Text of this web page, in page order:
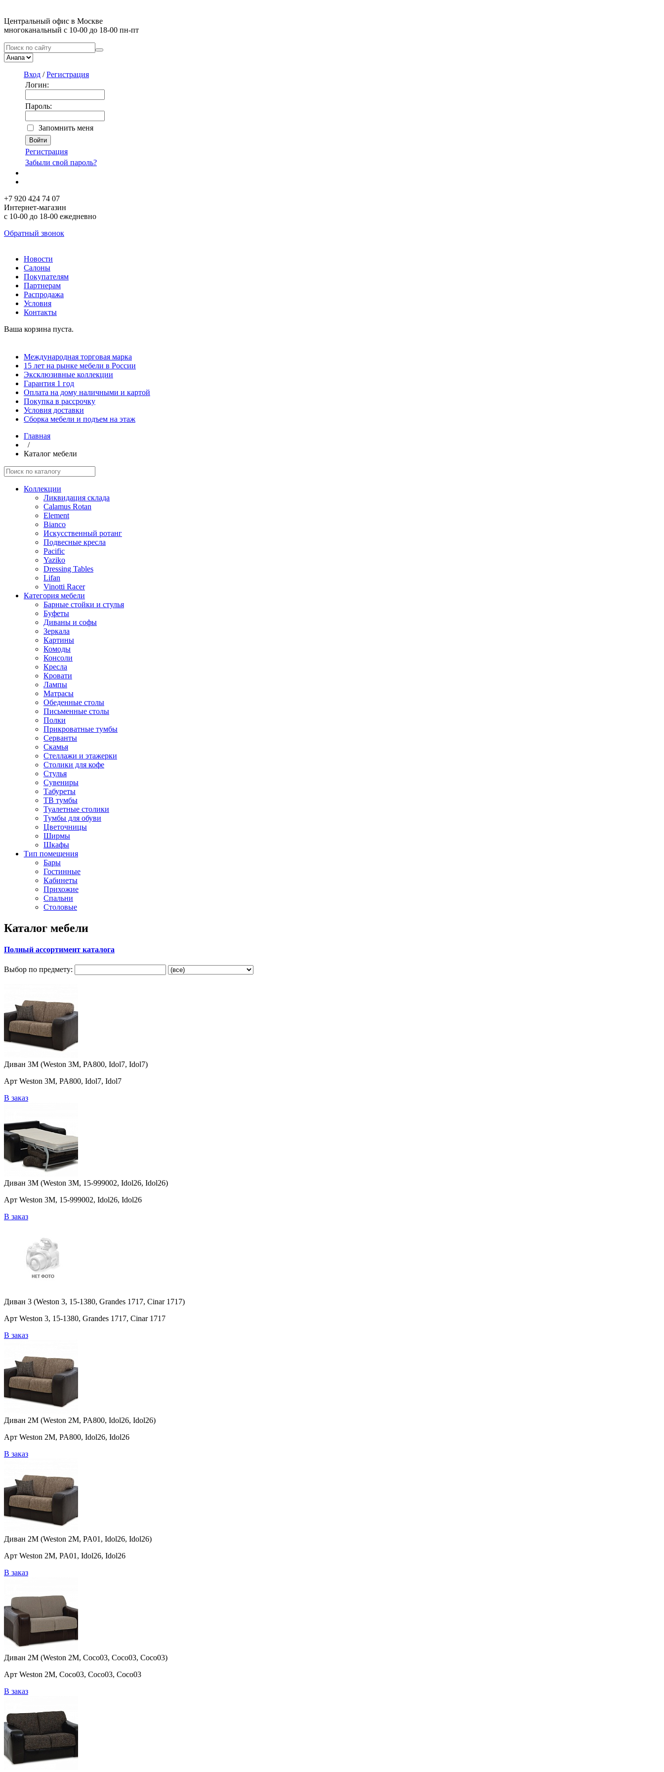
Центральный офис в Москве
многоканальный с 10-00 до 18-00 пн-пт
Вход /Регистрация
Логин:
Пароль:
Запомнить меня
Регистрация
Забыли свой пароль?
+7 920 424 74 07
Интернет-магазин
с 10-00 до 18-00 ежедневно
Обратный звонок
Новости
Салоны
Покупателям
Партнерам
Распродажа
Условия
Контакты
Ваша корзина пуста.
Международная торговая марка
15 лет на рынке мебели в России
Эксклюзивные коллекции
Гарантия 1 год
Оплата на дому наличными и картой
Покупка в рассрочку
Условия доставки
Сборка мебели и подъем на этаж
Главная
/
Каталог мебели
Коллекции
Ликвидация склада
Calamus Rotan
Element
Bianco
Искусственный ротанг
Подвесные кресла
Pacific
Yaziko
Dressing Tables
Lifan
Vinotti Racer
Категория мебели
Барные стойки и стулья
Буфеты
Диваны и софы
Зеркала
Картины
Комоды
Консоли
Кресла
Кровати
Лампы
Матрасы
Обеденные столы
Письменные столы
Полки
Прикроватные тумбы
Серванты
Скамья
Стеллажи и этажерки
Столики для кофе
Стулья
Сувениры
Табуреты
ТВ тумбы
Туалетные столики
Тумбы для обуви
Цветочницы
Ширмы
Шкафы
Тип помещения
Бары
Гостинные
Кабинеты
Прихожие
Спальни
Столовые
Каталог мебели
Полный ассортимент каталога
Выбор по предмету:
Диван 3M (Weston 3M, PA800, Idol7, Idol7)
Арт Weston 3M, PA800, Idol7, Idol7
В заказ
Диван 3M (Weston 3M, 15-999002, Idol26, Idol26)
Арт Weston 3M, 15-999002, Idol26, Idol26
В заказ
Диван 3 (Weston 3, 15-1380, Grandes 1717, Cinar 1717)
Арт Weston 3, 15-1380, Grandes 1717, Cinar 1717
В заказ
Диван 2M (Weston 2M, PA800, Idol26, Idol26)
Арт Weston 2M, PA800, Idol26, Idol26
В заказ
Диван 2M (Weston 2M, PA01, Idol26, Idol26)
Арт Weston 2M, PA01, Idol26, Idol26
В заказ
Диван 2M (Weston 2M, Coco03, Coco03, Coco03)
Арт Weston 2M, Coco03, Coco03, Coco03
В заказ